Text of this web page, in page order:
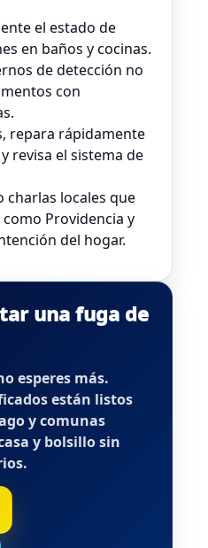
el estado de
en baños y cocinas.
de detección no
con
repara rápidamente
revisa el sistema de
charlas locales que
Providencia y
del hogar.
una fuga de
esperes más.
están listos
y comunas
y bolsillo sin